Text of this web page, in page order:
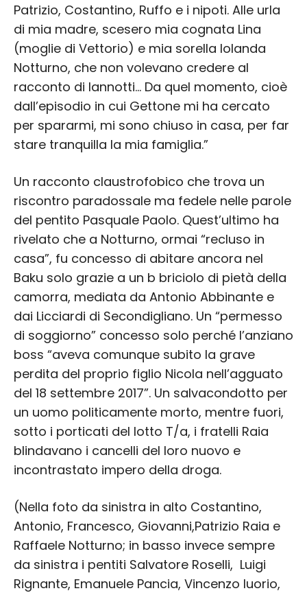
Patrizio, Costantino, Ruffo e i nipoti. Alle urla
di mia madre, scesero mia cognata Lina
(moglie di Vettorio) e mia sorella Iolanda
Notturno, che non volevano credere al
racconto di Iannotti… Da quel momento, cioè
dall’episodio in cui Gettone mi ha cercato
per spararmi, mi sono chiuso in casa, per far
stare tranquilla la mia famiglia.”
Un racconto claustrofobico che trova un
riscontro paradossale ma fedele nelle parole
del pentito Pasquale Paolo. Quest’ultimo ha
rivelato che a Notturno, ormai “recluso in
casa”, fu concesso di abitare ancora nel
Baku solo grazie a un b briciolo di pietà della
camorra, mediata da Antonio Abbinante e
dai Licciardi di Secondigliano. Un “permesso
di soggiorno” concesso solo perché l’anziano
boss “aveva comunque subito la grave
perdita del proprio figlio Nicola nell’agguato
del 18 settembre 2017”. Un salvacondotto per
un uomo politicamente morto, mentre fuori,
sotto i porticati del lotto T/a, i fratelli Raia
blindavano i cancelli del loro nuovo e
incontrastato impero della droga.
(Nella foto da sinistra in alto Costantino,
Antonio, Francesco, Giovanni,Patrizio Raia e
Raffaele Notturno; in basso invece sempre
da sinistra i pentiti Salvatore Roselli, Luigi
Rignante, Emanuele Pancia, Vincenzo Iuorio,